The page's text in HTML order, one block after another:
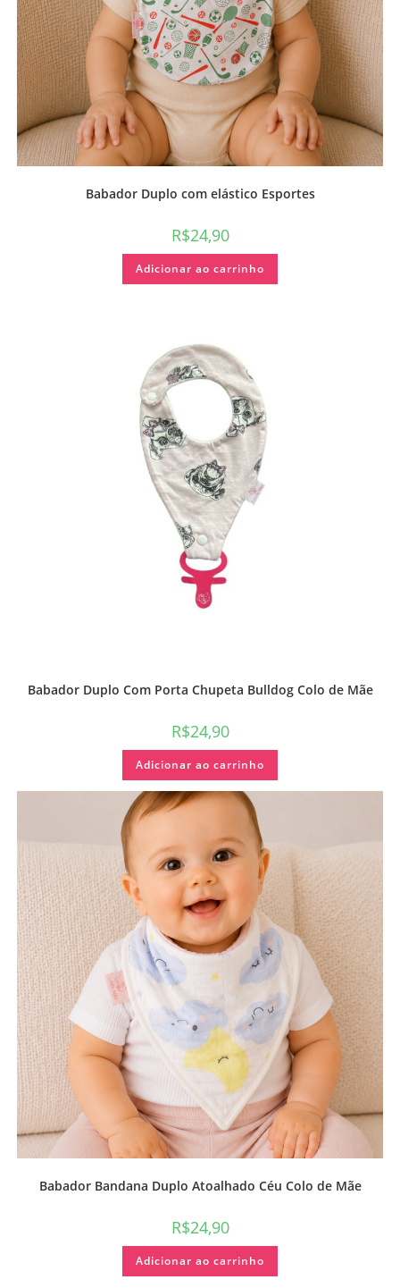
Babador Duplo com elástico Esportes
R$24,90
Adicionar ao carrinho
Babador Duplo Com Porta Chupeta Bulldog Colo de Mãe
R$24,90
Adicionar ao carrinho
Babador Bandana Duplo Atoalhado Céu Colo de Mãe
R$24,90
Adicionar ao carrinho